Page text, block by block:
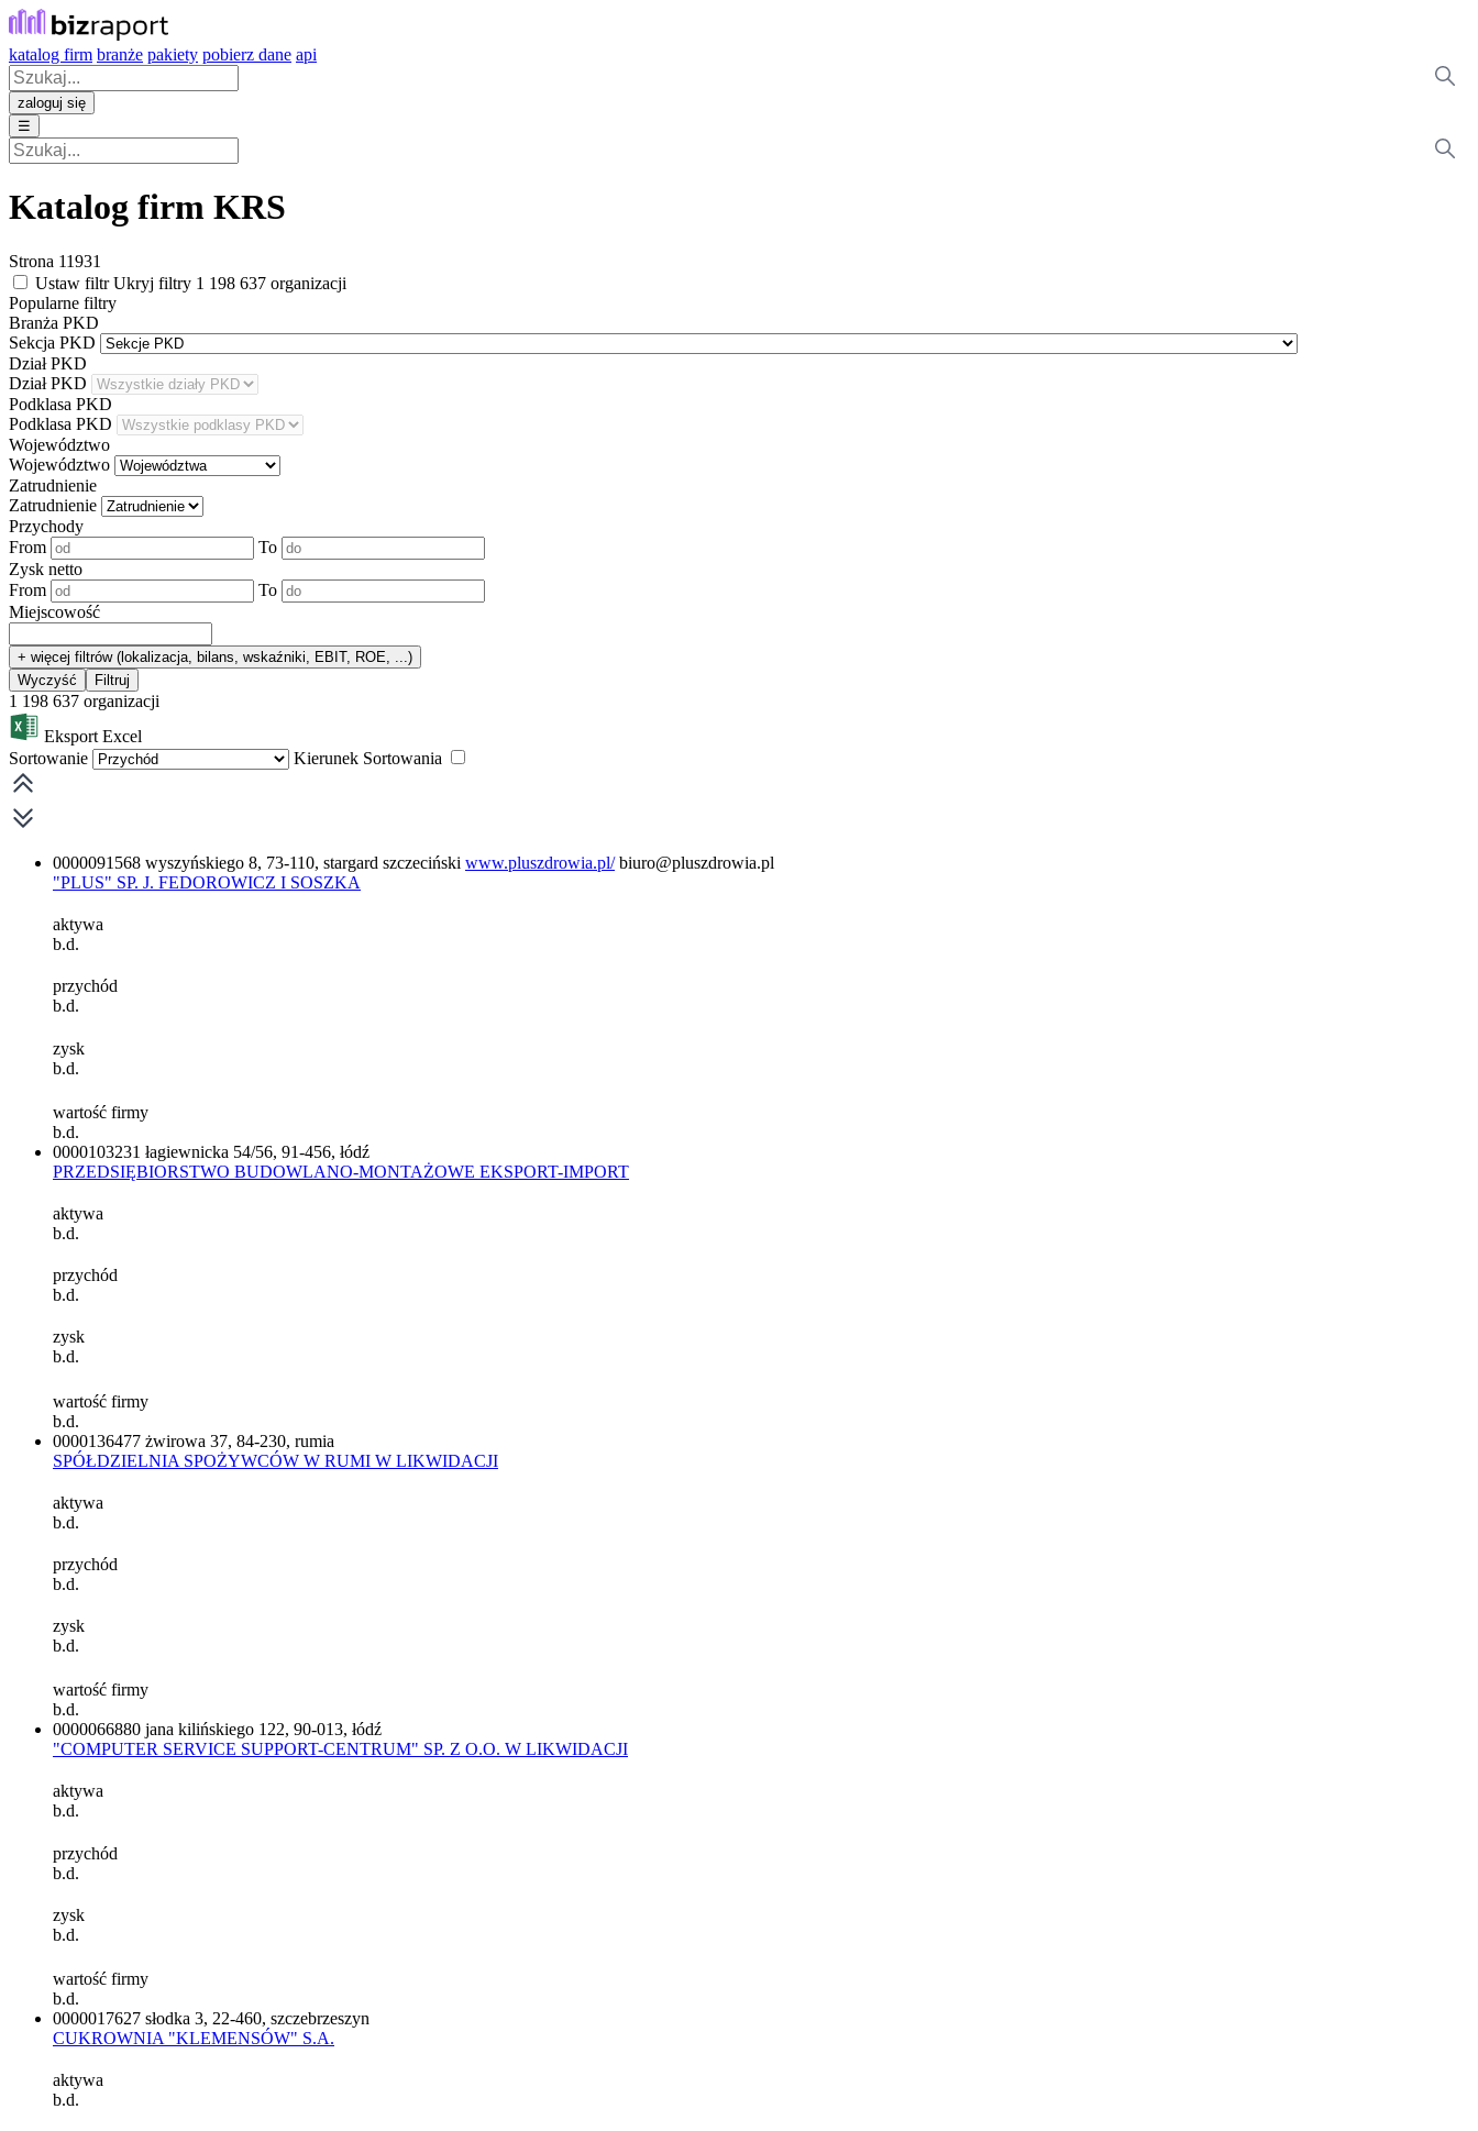
katalog firm branże pakiety pobierz dane api
zaloguj się
☰
Katalog firm KRS
Strona 11931
Ustaw filtr Ukryj filtry 1 198 637 organizacji
Popularne filtry
Branża PKD
Sekcja PKD
Dział PKD
Dział PKD
Podklasa PKD
Podklasa PKD
Województwo
Województwo
Zatrudnienie
Zatrudnienie
Przychody
From
To
Zysk netto
From
To
Miejscowość
+ więcej filtrów (lokalizacja, bilans, wskaźniki, EBIT, ROE, ...)
Wyczyść
Filtruj
1 198 637 organizacji
Eksport Excel
Sortowanie
Kierunek Sortowania
0000091568 wyszyńskiego 8, 73-110, stargard szczeciński www.pluszdrowia.pl/ biuro@pluszdrowia.pl
"PLUS" SP. J. FEDOROWICZ I SOSZKA
aktywa
b.d.
przychód
b.d.
zysk
b.d.
wartość firmy
b.d.
0000103231 łagiewnicka 54/56, 91-456, łódź
PRZEDSIĘBIORSTWO BUDOWLANO-MONTAŻOWE EKSPORT-IMPORT
aktywa
b.d.
przychód
b.d.
zysk
b.d.
wartość firmy
b.d.
0000136477 żwirowa 37, 84-230, rumia
SPÓŁDZIELNIA SPOŻYWCÓW W RUMI W LIKWIDACJI
aktywa
b.d.
przychód
b.d.
zysk
b.d.
wartość firmy
b.d.
0000066880 jana kilińskiego 122, 90-013, łódź
"COMPUTER SERVICE SUPPORT-CENTRUM" SP. Z O.O. W LIKWIDACJI
aktywa
b.d.
przychód
b.d.
zysk
b.d.
wartość firmy
b.d.
0000017627 słodka 3, 22-460, szczebrzeszyn
CUKROWNIA "KLEMENSÓW" S.A.
aktywa
b.d.